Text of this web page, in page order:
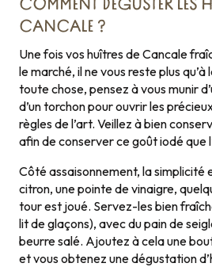
COMMENT DÉGUSTER LES
CANCALE ?
Une fois vos huîtres de Cancale
le marché, il ne vous reste plus
toute chose, pensez à vous munir
d’un torchon pour ouvrir les
règles de l’art. Veillez à bien
afin de conserver ce goût iodé que
Côté assaisonnement, la simplicité
citron, une pointe de vinaigre,
tour est joué. Servez-les bien
lit de glaçons), avec du pain de
beurre salé. Ajoutez à cela une
et vous obtenez une dégustation